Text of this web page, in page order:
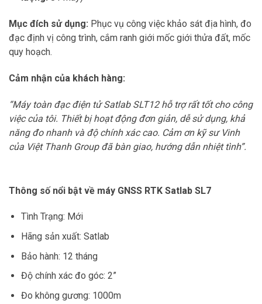
Mục đích sử dụng: Phục vụ công việc khảo sát địa hình, đo
đạc định vị công trình, cắm ranh giới mốc giới thửa đất, mốc
quy hoạch.
Cảm nhận của khách hàng:
“Máy toàn đạc điện tử Satlab SLT12 hỗ trợ rất tốt cho công
việc của tôi. Thiết bị hoạt động đơn giản, dễ sử dụng, khả
năng đo nhanh và độ chính xác cao. Cảm ơn kỹ sư Vinh
của Việt Thanh Group đã bàn giao, hướng dẫn nhiệt tình”.
Thông số nổi bật về máy GNSS RTK Satlab SL7
Tình Trạng: Mới
Hãng sản xuất: Satlab
Bảo hành: 12 tháng
Độ chính xác đo góc: 2”
Đo không gương: 1000m